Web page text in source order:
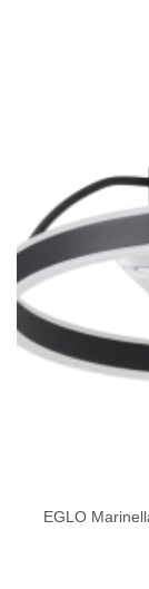
EGLO